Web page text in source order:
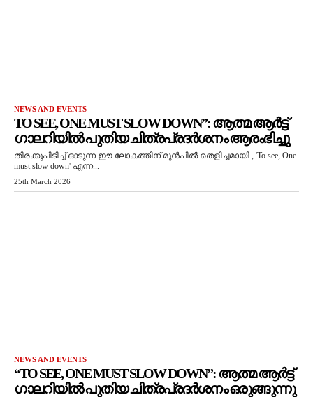
NEWS AND EVENTS
TO SEE, ONE MUST SLOW DOWN”: ആത്മ ആർട്ട്
ഗാലറിയിൽ പുതിയ ചിത്രപ്രദർശനം ആരംഭിച്ചു
തിരക്കുപിടിച്ച് ഓടുന്ന ഈ ലോകത്തിന് മുൻപിൽ തെളിച്ചമായി , 'To see, One
must slow down' എന്ന...
25th March 2026
NEWS AND EVENTS
“TO SEE, ONE MUST SLOW DOWN”: ആത്മ ആർട്ട്
ഗാലറിയിൽ പുതിയ ചിത്രപ്രദർശനം ഒരുങ്ങുന്നു